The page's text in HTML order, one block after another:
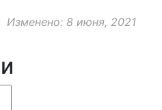
Изменено: 8 июня, 2021